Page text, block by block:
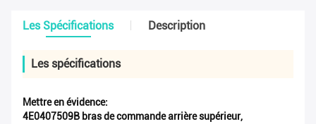
Les Spécifications Description
Les spécifications
Mettre en évidence:
4E0407509B bras de commande arrière supérieur,